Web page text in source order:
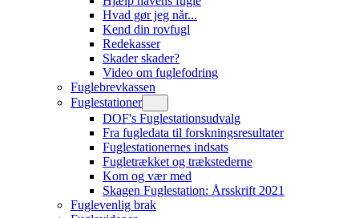
Hvad gør jeg når...
Kend din rovfugl
Redekasser
Skader skader?
Video om fuglefodring
Fuglebrevkassen
Fuglestationer
DOF's Fuglestationsudvalg
Fra fugledata til forskningsresultater
Fuglestationernes indsats
Fugletrækket og trækstederne
Kom og vær med
Skagen Fuglestation: Årsskrift 2021
Fuglevenlig brak